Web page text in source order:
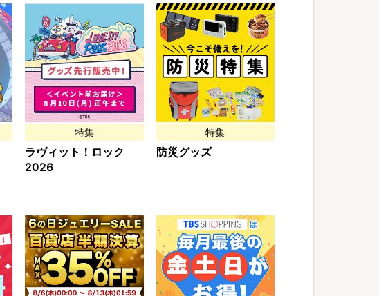
特集
ラヴィット！ロック
2026
特集
防災グッズ